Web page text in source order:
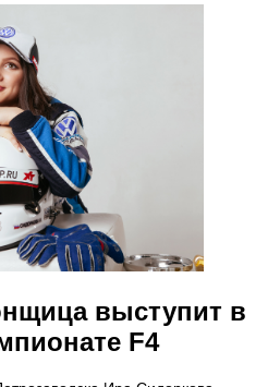
выступит в
F4